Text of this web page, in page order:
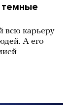
темные
всю карьеру
А его